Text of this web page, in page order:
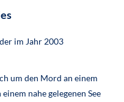
im Jahr 2003
um den Mord an einem
nahe gelegenen See